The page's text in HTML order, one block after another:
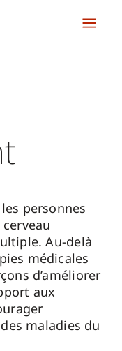
personnes
Au-delà
médicales
d’améliorer
aux
maladies du